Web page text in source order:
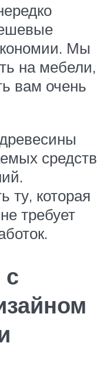
Мы
на мебели,
вам очень
средств
ту, которая
требует